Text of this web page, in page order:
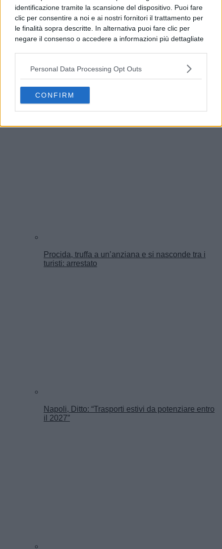
identificazione tramite la scansione del dispositivo. Puoi fare
clic per consentire a noi e ai nostri fornitori il trattamento per
le finalità sopra descritte. In alternativa puoi fare clic per
negare il consenso o accedere a informazioni più dettagliate
possono non richiedere il tuo consenso, ma hai il diritto di
opporti a tale trattamento. Le tue preferenze si
preferenze in qualsiasi momento ritornando su questo sito o
consultando la nostrainformativa sulla riservatezza.
Personal Data Processing Opt Outs
CONFIRM
Qualiano, rifiuti e materiale edile in periferia:
Procida, truffa a un’anziana e si nasconde tra i
turisti: arrestato
Napoli, Ditto: “Trasporti estivi da potenziare entro
il 2027”